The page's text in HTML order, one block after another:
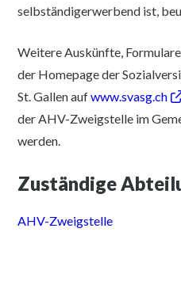
selbständigerwerbend ist,
Weitere Auskünfte,
der Homepage der
St. Gallen aufwww.svasg.ch
der AHV-Zweigstelle im
werden.
Zuständige
AHV-Zweigstelle